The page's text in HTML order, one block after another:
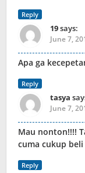
Reply
19says:
June 7,
Apa ga
Reply
tasya
June 7,
Mau nonton!!!!
cuma cukup
Reply